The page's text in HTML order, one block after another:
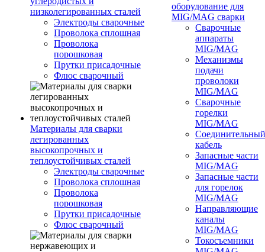
низколегированных сталей
Электроды сварочные
Проволока сплошная
Проволока
порошковая
Прутки присадочные
Флюс сварочный
Материалы для сварки
легированных
высокопрочных и
теплоустойчивых сталей
Электроды сварочные
Проволока сплошная
Проволока
порошковая
Прутки присадочные
Флюс сварочный
оборудование для
MIG/MAG сварки
Сварочные
аппараты
MIG/MAG
Механизмы
подачи
проволоки
MIG/MAG
Сварочные
горелки
MIG/MAG
Соединительный
кабель
Запасные части
MIG/MAG
Запасные части
для горелок
MIG/MAG
Направляющие
каналы
MIG/MAG
Токосъемники